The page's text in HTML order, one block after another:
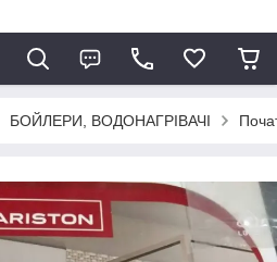
БОЙЛЕРИ, ВОДОНАГРІВАЧІ